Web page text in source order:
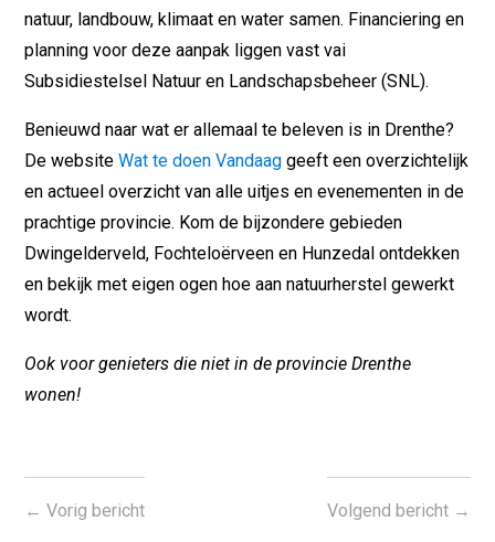
natuur, landbouw, klimaat en water samen. Financiering en
planning voor deze aanpak liggen vast vai
Subsidiestelsel Natuur en Landschapsbeheer (SNL).
Benieuwd naar wat er allemaal te beleven is in Drenthe?
De websiteWat te doen Vandaag geeft een overzichtelijk
en actueel overzicht van alle uitjes en evenementen in de
prachtige provincie. Kom de bijzondere gebieden
Dwingelderveld, Fochteloërveen en Hunzedal ontdekken
en bekijk met eigen ogen hoe aan natuurherstel gewerkt
wordt.
Ook voor genieters die niet in de provincie Drenthe
wonen!
←Vorig bericht Volgend bericht→